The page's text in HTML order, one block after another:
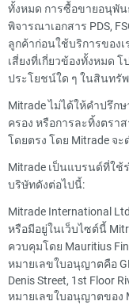
ทั้งหมด การซื้อขายอนุพัน
พิจารณาเอกสาร PDS,
ลูกค้าก่อนใช้บริการของ
เสี่ยงที่เกี่ยวข้องทั้งหมด
ประโยชน์ใด ๆ ในสินทรัพ
Mitrade ไม่ได้ให้คำปรึก
ครอง หรือการละทิ้งตรา
โดยตรง โดย Mitrade จ
Mitrade เป็นแบรนด์ที่ใ
บริษัทดังต่อไปนี้:
Mitrade International
หรือมีอยู่ในเว็บไซต์นี้
ควบคุมโดย Mauritius
หมายเลขใบอนุญาตคือ
Denis Street, 1st Floor
หมายเลขใบอนุญาตของ